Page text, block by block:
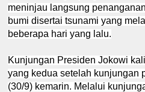
meninjau langsung
bumi disertai tsunami yang
beberapa hari yang lalu.
Kunjungan Presiden Jokowi
yang kedua setelah kunjungan
(30/9) kemarin. Melalui